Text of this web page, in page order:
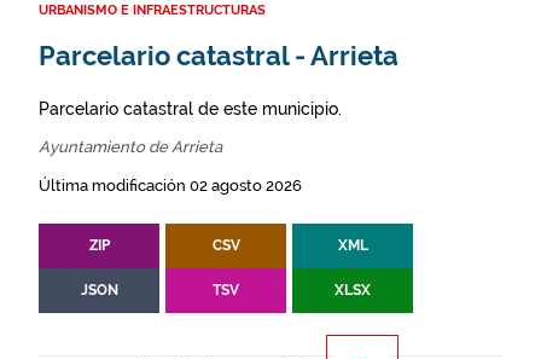
URBANISMO E INFRAESTRUCTURAS
Parcelario catastral - Arrieta
Parcelario catastral de este municipio.
Ayuntamiento de Arrieta
Última modificación 02 agosto 2026
ZIP CSV XML
JSON TSV XLSX